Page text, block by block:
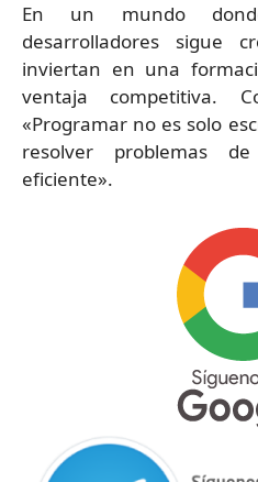
En un mundo
desarrolladores sigue
inviertan en una
ventaja competitiva.
«Programar no es solo
resolver problemas
eficiente».